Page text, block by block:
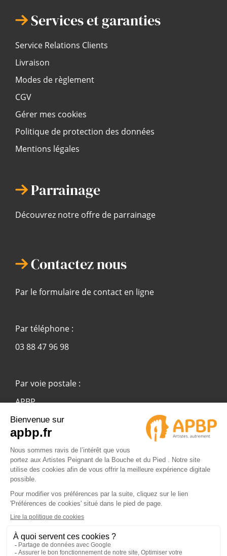
Services et garanties
Service Relations Clients
Livraison
Modes de règlement
CGV
Gérer mes cookies
Politique de protection des données
Mentions légales
Parrainage
Découvrez notre offre de parrainage
Contactez nous
Par le formulaire de contact en ligne
Par téléphone :
03 88 47 96 98
Par voie postale :
APBP
37 route Ecospace - Molsheim
67955 Strasbourg Cedex 9